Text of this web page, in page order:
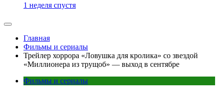
1 неделя спустя
Главная
Фильмы и сериалы
Трейлер хоррора «Ловушка для кролика» со звездой
«Миллионера из трущоб» — выход в сентябре
Фильмы и сериалы